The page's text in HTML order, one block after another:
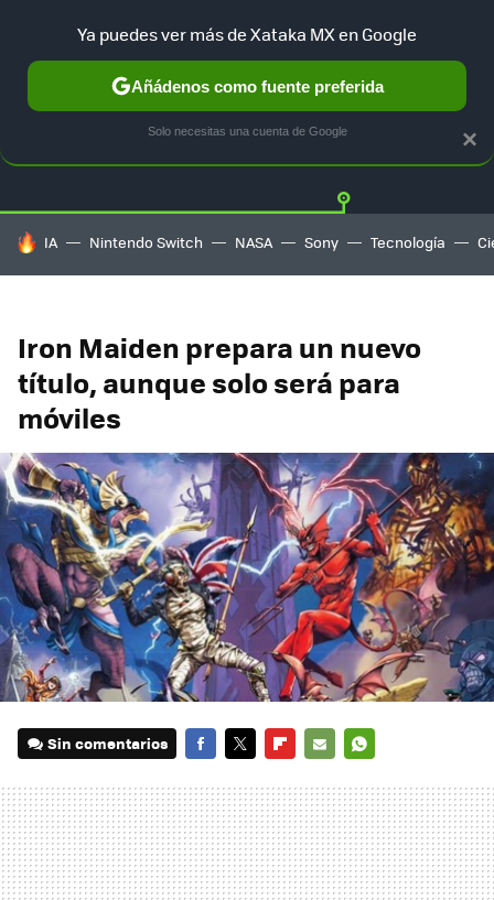
Twitter
HOY SE HABLA DE
IA Nintendo Switch NASA Sony Tecnología
Iron Maiden prepara un nuevo
título, aunque solo será para
móviles
Sin comentarios
MAIL
×
Ya puedes ver más de Xataka MX en Google
Añádenos como fuente preferida
Solo necesitas una cuenta de Google